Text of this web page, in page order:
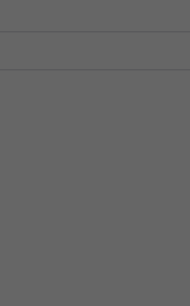
kulturelle Bildung für Schülerinnen,